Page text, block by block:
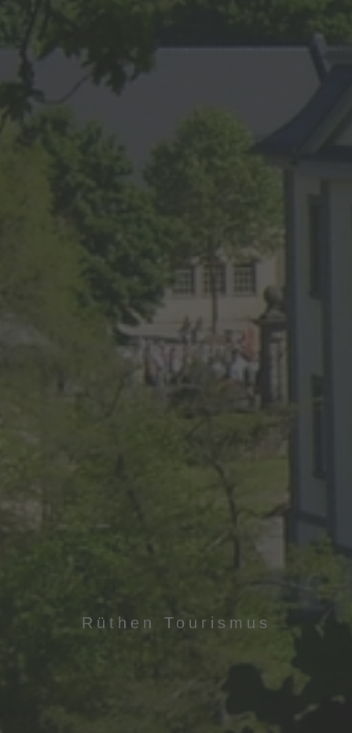
Rüthen Tourismus